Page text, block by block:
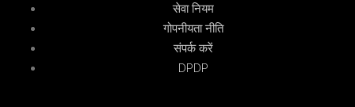
सेवा नियम
गोपनीयता नीति
संपर्क करें
DPDP